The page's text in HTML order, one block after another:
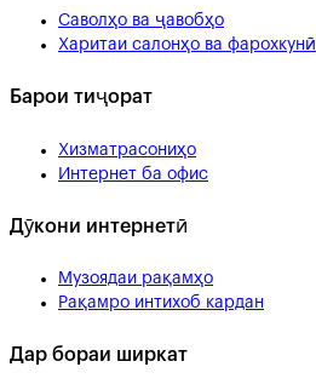
Саволҳо ва ҷавобҳо
Харитаи салонҳо ва фарохкунӣ
Барои тиҷорат
Хизматрасониҳо
Интернет ба офис
Дӯкони интернетӣ
Музоядаи рақамҳо
Рақамро интихоб кардан
Дар бораи ширкат